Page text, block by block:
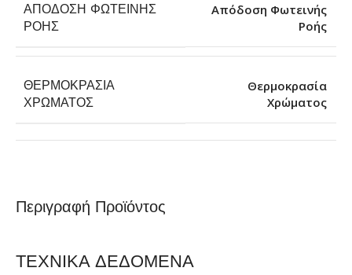
Περιγραφή Προϊόντος
ΤΕΧΝΙΚΑ ΔΕΔΟΜΕΝΑ
ΑΠΌΔΟΣΗ ΦΩΤΕΙΝΉΣ
ΡΟΉΣ
Απόδοση Φωτεινής
Ροής
ΘΕΡΜΟΚΡΑΣΊΑ
ΧΡΏΜΑΤΟΣ
Θερμοκρασία
Χρώματος